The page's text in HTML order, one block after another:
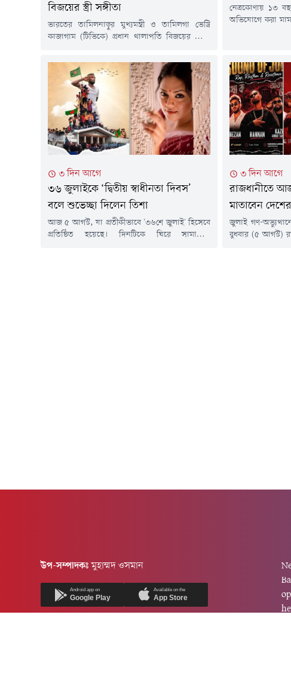
বিজয়ের স্ত্রী সঙ্গীতা
ভারতের তামিলনাড়ুর মুখ্যমন্ত্রী ও তামিলগা ভেট্রি
কাজাগাম (টিভিকে) প্রধান থালাপতি বিজয়ের সাথে
সঙ্গীতা স্বর্ণালিঙ্গম। শুক্রবার ভিডিও কনফারেন্সের
মাধ্যমে আদালতের শুনানিতে অংশ নিয়ে তিনি
আবেদনটি প্রত্যাহারের সিদ্ধান্তের কথা জানান। পরে
আদালত মামলাটি আনুষ্ঠানিকভাবে বাতিল করে দেন।
চলতি বছরের ফেব্রুয়ারিতে তামিলনাড়ুর চেঙ্গালপট্টুর
পারিবারিক আদালতে বিজয়ের সাথে
বিবাহবিচ্ছেদের...
নেত্রকোণায় ১৩
অভিযোগে করা
করা হয়।বিষয়টি
নেত্রকোণা সদর
খায়ের।এর আগে
রিপন মিয়াকে...
৩ দিন আগে
৩৬ জুলাইকে ‘দ্বিতীয় স্বাধীনতা দিবস’
বলে শুভেচ্ছা দিলেন তিশা
আজ ৫ আগস্ট, যা প্রতীকীভাবে '৩৬শে জুলাই' হিসেবে
প্রতিষ্ঠিত হয়েছে। দিনটিকে ঘিরে সামাজিক
৩ দিন আগে
রাজধানীতে
মাতাবেন
জুলাই গণ-
বুধবার (৫ আগস্ট)
উপ-সম্পাদকঃমুহাম্মদ ওসমান
Android app on
Google Play
Available on the
App Store